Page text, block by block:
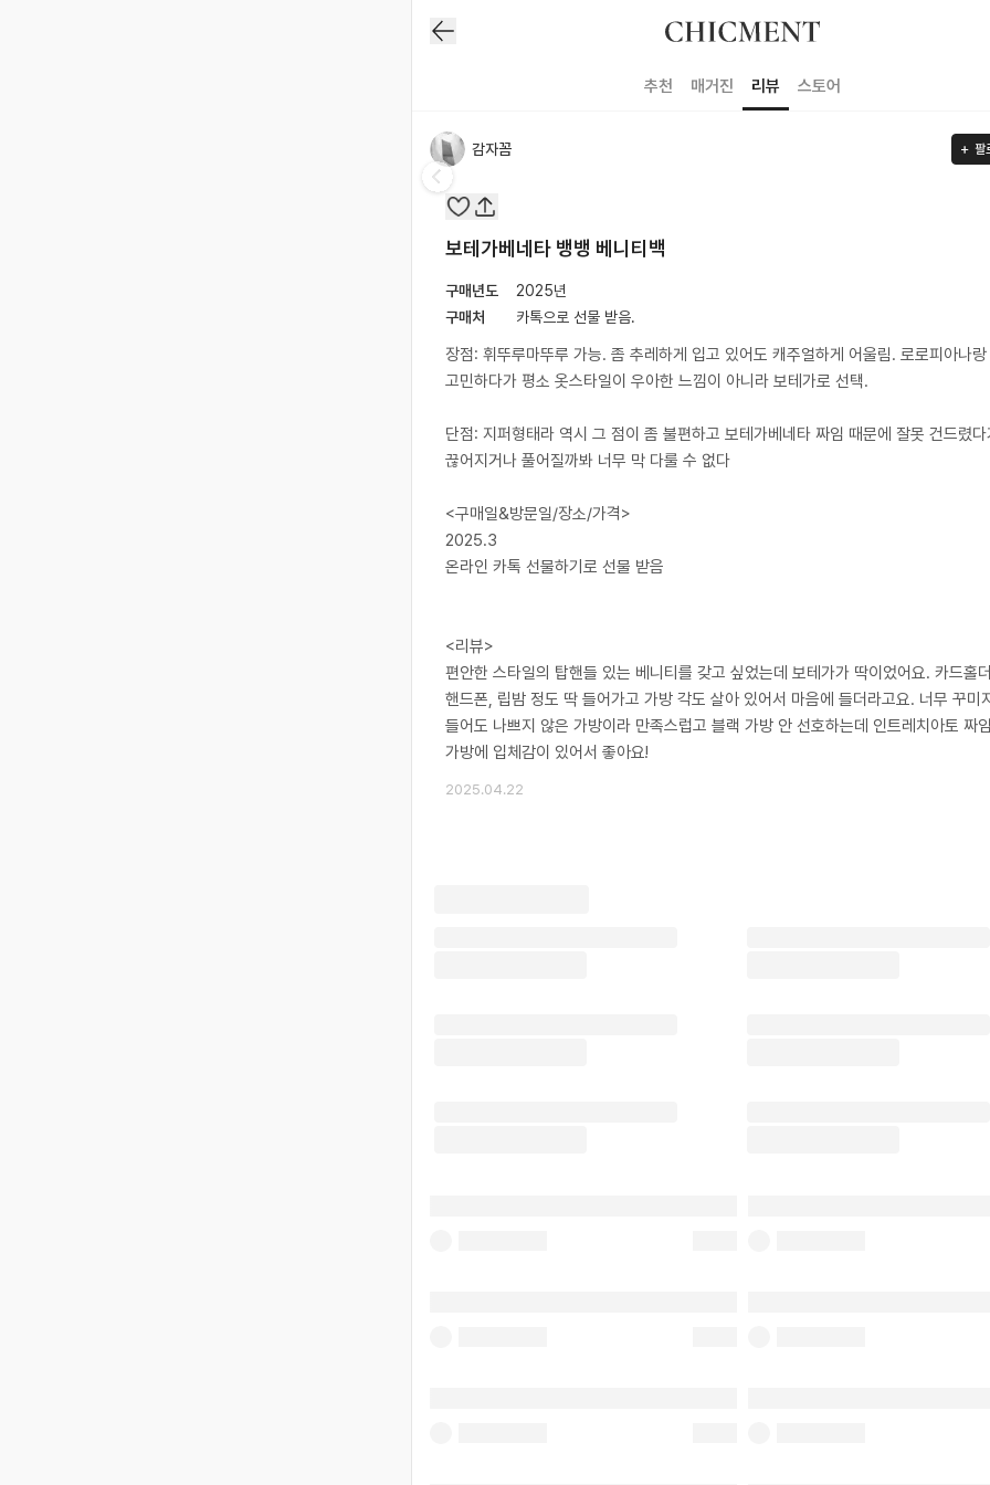
추천 매거진 리뷰 스토어
감자꼼 팔
보테가베네타 뱅뱅 베니티백
구매년도
2025년
구매처
카톡으로 선물 받음.
장점: 휘뚜루마뚜루 가능. 좀 추레하게 입고 있어도 캐주얼하게 어울림. 로로피아나랑
고민하다가 평소 옷스타일이 우아한 느낌이 아니라 보테가로 선택.
단점: 지퍼형태라 역시 그 점이 좀 불편하고 보테가베네타 짜임 때문에 잘못 건드렸다
끊어지거나 풀어질까봐 너무 막 다룰 수 없다
​<구매일&방문일/장소/가격>
2025.3
온라인 카톡 선물하기로 선물 받음
<리뷰>
편안한 스타일의 탑핸들 있는 베니티를 갖고 싶었는데 보테가가 딱이었어요. 카드홀
핸드폰, 립밤 정도 딱 들어가고 가방 각도 살아 있어서 마음에 들더라고요. 너무 꾸미
들어도 나쁘지 않은 가방이라 만족스럽고 블랙 가방 안 선호하는데 인트레치아토 짜
가방에 입체감이 있어서 좋아요!
2025.04.22